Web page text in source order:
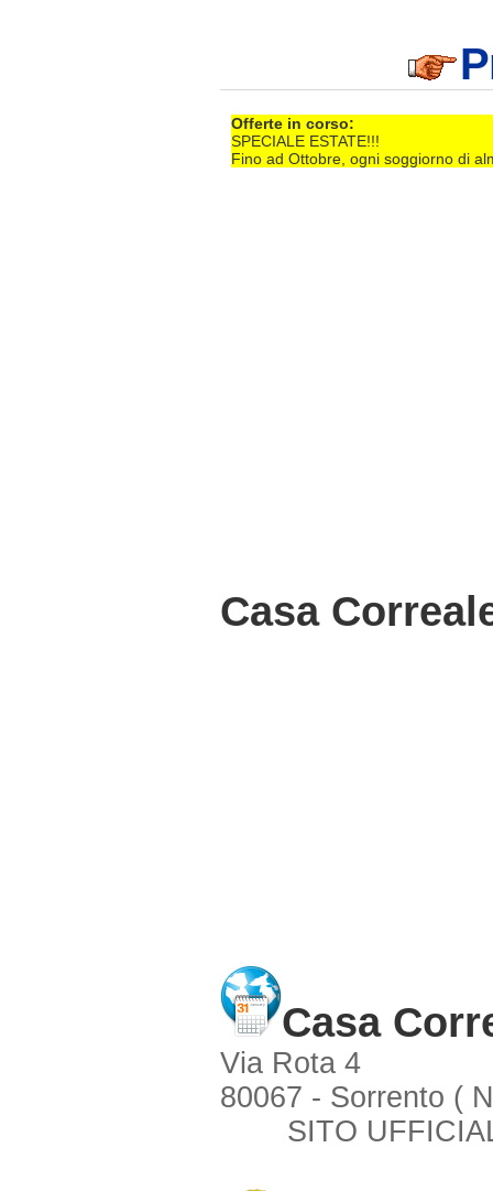
Offerte in corso:
SPECIALE ESTATE!!!
Fino ad Ottobre, ogni soggiorno di
Casa
Casa
Via Rota 4
80067 - Sorrento (
SITO